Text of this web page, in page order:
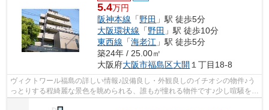
5.4万円
阪神本線 「野田 」駅 徒歩5分
大阪環状線 「野田 」駅 徒歩10分
東西線 「海老江 」駅 徒歩5分
築24年 / 25.00㎡
大阪府大阪市福島区大開 １丁目18-8
ヴィクトワール福島の詳しい情報♪設備良し・外観良しのイチオシの物件♪う
っとりする程綺麗な景色を眺められる、誰もが憧れる物件です♪少し喧騒を離